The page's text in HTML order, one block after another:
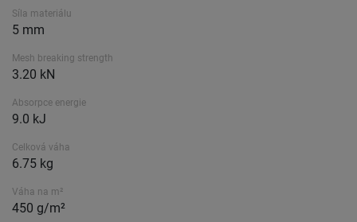
Síla materiálu
5 mm
Mesh breaking strength
3.20 kN
Absorpce energie
9.0 kJ
Celková váha
6.75 kg
Váha na m²
450 g/m²